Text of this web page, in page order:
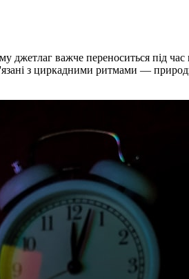
джетлаг важче переноситься під
з циркадними ритмами —